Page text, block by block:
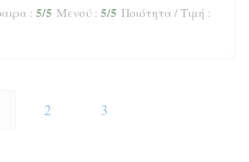
: 5/5 Μενού : 5/5 Ποιότητα / Τιμή :
2 3